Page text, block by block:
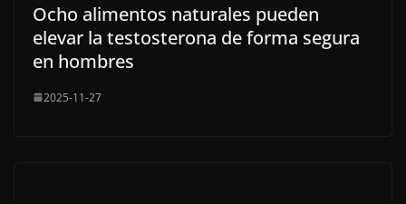
Ocho alimentos naturales pueden
elevar la testosterona de forma segura
en hombres
2025-11-27